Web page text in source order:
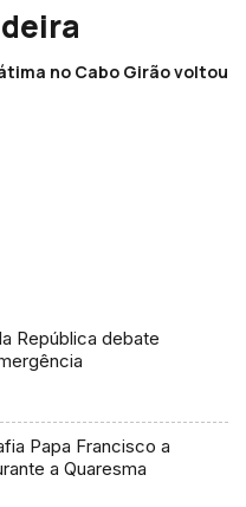
no Cabo Girão voltou
República debate
Papa Francisco a
a Quaresma